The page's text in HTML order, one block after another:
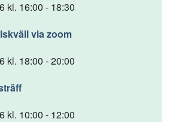
kl. 16:00 - 18:30
via zoom
kl. 18:00 - 20:00
kl. 10:00 - 12:00